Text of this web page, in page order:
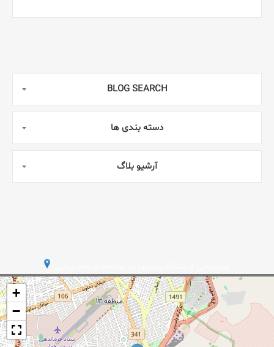
BLOG SEARCH
دسته بندی ها
آرشیو بلاگ
+
−